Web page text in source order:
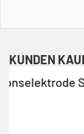
KUNDEN
Nr. 1-